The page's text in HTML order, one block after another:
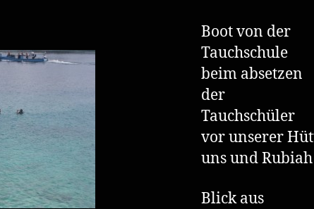
Boot von der
Tauchschule
beim absetzen
der
Tauchschüler
vor unserer
uns und
Blick aus